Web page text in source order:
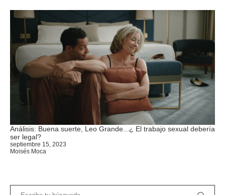
Análisis: Buena suerte, Leo Grande...¿ El trabajo sexual debería
ser legal?
septiembre 15, 2023
Moisés Moca